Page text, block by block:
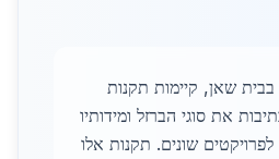
בבית שאן, קיימות תקנות
את סוגי הברזל ומידותיו
שונים. תקנות אלו